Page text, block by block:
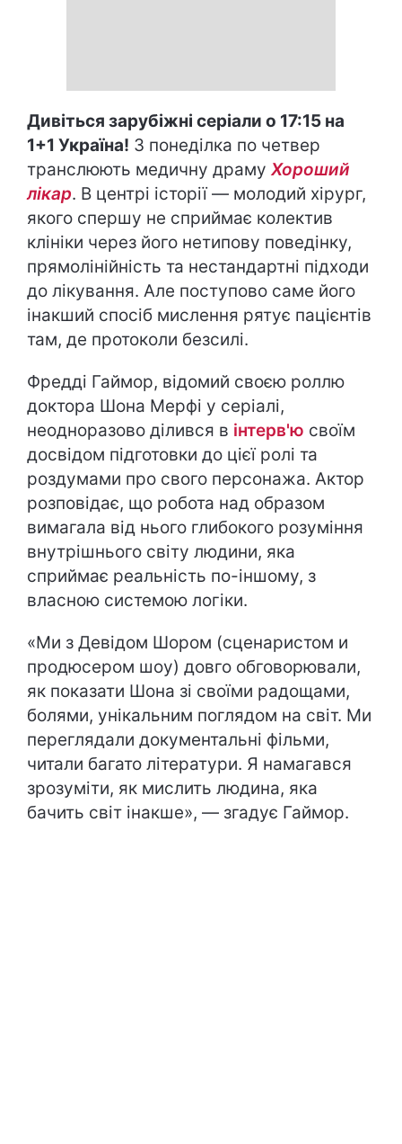
Дивіться зарубіжні серіали о 17:15 на
1+1 Україна! З понеділка по четвер
транслюють медичну драму Хороший
лікар. В центрі історії — молодий хірург,
якого спершу не сприймає колектив
клініки через його нетипову поведінку,
прямолінійність та нестандартні підходи
до лікування. Але поступово саме його
інакший спосіб мислення рятує пацієнтів
там, де протоколи безсилі.
​Фредді Гаймор, відомий своєю роллю
доктора Шона Мерфі у серіалі,
неодноразово ділився в інтерв'ю своїм
досвідом підготовки до цієї ролі та
роздумами про свого персонажа. Актор
розповідає, що робота над образом
вимагала від нього глибокого розуміння
внутрішнього світу людини, яка
сприймає реальність по-іншому, з
власною системою логіки.
«Ми з Девідом Шором (сценаристом и
продюсером шоу) довго обговорювали,
як показати Шона зі своїми радощами,
болями, унікальним поглядом на світ. Ми
переглядали документальні фільми,
читали багато літератури. Я намагався
зрозуміти, як мислить людина, яка
бачить світ інакше», — згадує Гаймор.